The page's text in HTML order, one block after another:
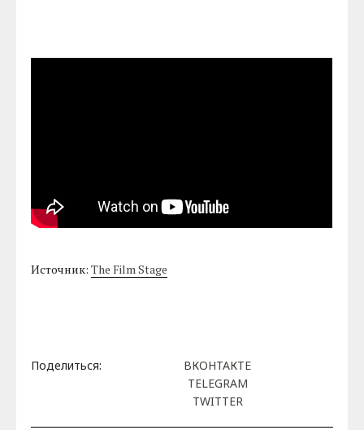
Источник:The Film Stage
Поделиться:
ВКОНТАКТЕ
TELEGRAM
TWITTER